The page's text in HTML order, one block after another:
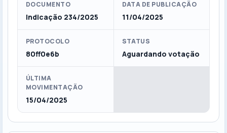
DOCUMENTO
Indicação 234/2025
DATA DE PUBLICAÇÃO
11/04/2025
PROTOCOLO
80ff0e6b
STATUS
Aguardando votação
ÚLTIMA
MOVIMENTAÇÃO
15/04/2025